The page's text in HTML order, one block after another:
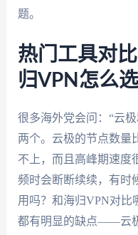
题。
热门工具对
归VPN怎么选
很多海外党会问：“云
两个。云极的节点数量
不上，而且高峰期速度
频时会断断续续，有时
用吗？和海归VPN对比
都有明显的缺点——云